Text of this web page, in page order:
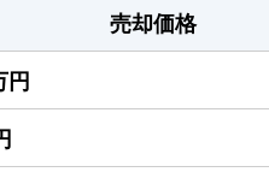
売却価格
円